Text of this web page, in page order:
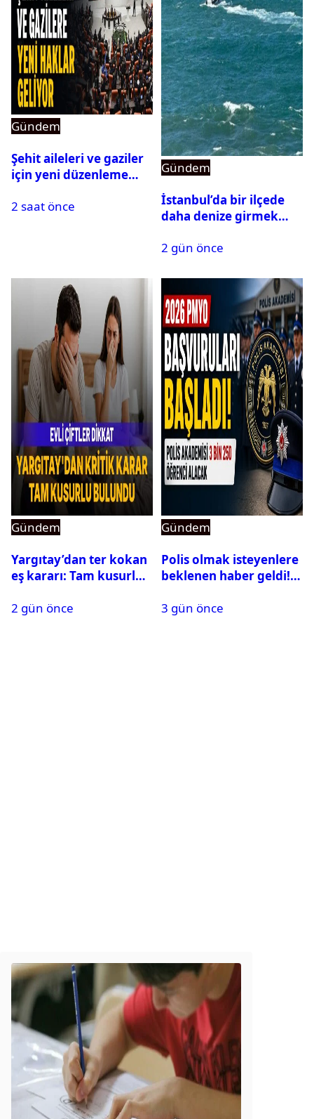
Gündem
Şehit aileleri ve gaziler
için yeni düzenleme
2 saat önce
Gündem
İstanbul’da bir ilçede
daha denize girmek
2 gün önce
Gündem
Yargıtay’dan ter kokan
eş kararı: Tam kusurlu
2 gün önce
Gündem
Polis olmak isteyenlere
beklenen haber geldi!
3 gün önce